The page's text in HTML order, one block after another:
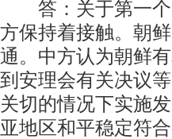
答：关于第一个
方保持着接触。朝
通。中方认为朝鲜
到安理会有关决议
关切的情况下实施
亚地区和平稳定符